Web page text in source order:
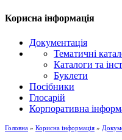
Корисна інформація
Документація
Тематичні
Каталоги та
Буклети
Посібники
Глосарій
Корпоративна
Головна » Корисна інформація »